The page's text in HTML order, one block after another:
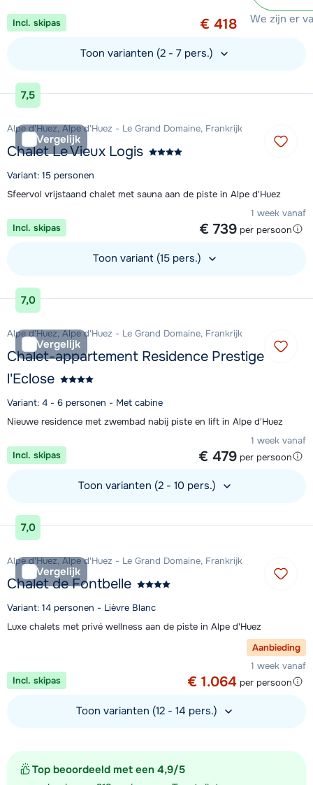
We zijn er
Top beoordeeld met een 4,9/5
1 week vanaf
€ 418 per persoon
Incl. skipas
Toon varianten (2 - 7 pers.)
Bekijk accommodatie
7,5
Vergelijk
Alpe d'Huez, Alpe d'Huez - Le Grand Domaine, Frankrijk
Chalet Le Vieux Logis
Variant: 15 personen
Sfeervol vrijstaand chalet met sauna aan de piste in Alpe d'Huez
1 week vanaf
€ 739 per persoon
Incl. skipas
Toon variant (15 pers.)
Bekijk accommodatie
7,0
Vergelijk
Alpe d'Huez, Alpe d'Huez - Le Grand Domaine, Frankrijk
Chalet-appartement Residence Prestige
l'Eclose
Variant: 4 - 6 personen - Met cabine
Nieuwe residence met zwembad nabij piste en lift in Alpe d'Huez
1 week vanaf
€ 479 per persoon
Incl. skipas
Toon varianten (2 - 10 pers.)
Bekijk accommodatie
7,0
Vergelijk
Alpe d'Huez, Alpe d'Huez - Le Grand Domaine, Frankrijk
Chalet de Fontbelle
Variant: 14 personen - Lièvre Blanc
Luxe chalets met privé wellness aan de piste in Alpe d'Huez
Aanbieding
1 week vanaf
€ 1.064 per persoon
Incl. skipas
Toon varianten (12 - 14 pers.)